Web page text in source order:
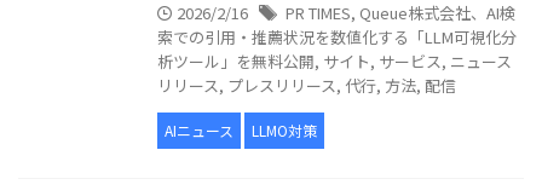
2026/2/16 PR TIMES, Queue株式会社、AI検
索での引用・推薦状況を数値化する「LLM可視化分
析ツール」を無料公開, サイト, サービス, ニュース
リリース, プレスリリース, 代行, 方法, 配信
AIニュース LLMO対策